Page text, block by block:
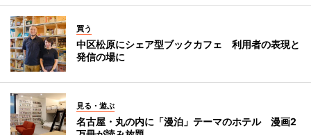
買う
中区松原にシェア型ブックカフェ 利用者の表現と
発信の場に
見る・遊ぶ
名古屋・丸の内に「漫泊」テーマのホテル 漫画2